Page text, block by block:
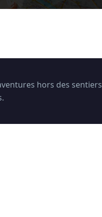
hors des sentiers